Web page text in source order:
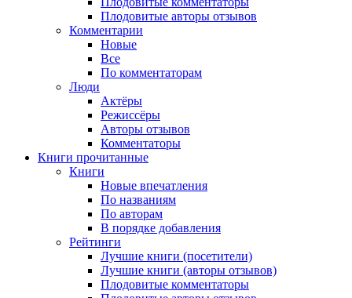
Плодовитые авторы отзывов
Комментарии
Новые
Все
По комментаторам
Люди
Актёры
Режиссёры
Авторы отзывов
Комментаторы
Книги прочитанные
Книги
Новые впечатления
По названиям
По авторам
В порядке добавления
Рейтинги
Лучшие книги (посетители)
Лучшие книги (авторы отзывов)
Плодовитые комментаторы